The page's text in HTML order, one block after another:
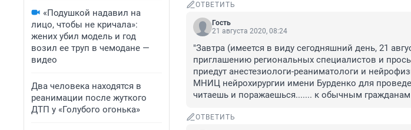
«Подушкой надавил на
лицо, чтобы не кричала»:
жених убил модель и год
возил ее труп в чемодане —
видео
Два человека находятся в
реанимации после жуткого
ДТП у «Голубого огонька»
ОТВЕТИТЬ
Гость
21 августа 2020, 08:24
"Завтра (имеется в виду сегодняшний день, 21
приглашению региональных специалистов и
приедут анестезиологи-реаниматологи и
МНИЦ нейрохирургии имени Бурденко для
читаешь и поражаешься....... к обычным
ОТВЕТИТЬ